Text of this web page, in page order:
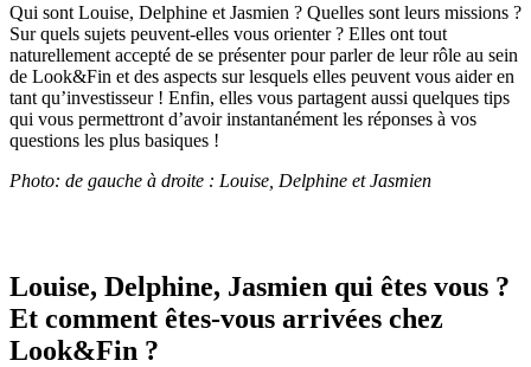
Qui sont Louise, Delphine et Jasmien ? Quelles sont leurs missions ?
Sur quels sujets peuvent-elles vous orienter ? Elles ont tout
naturellement accepté de se présenter pour parler de leur rôle au sein
de Look&Fin et des aspects sur lesquels elles peuvent vous aider en
tant qu’investisseur ! Enfin, elles vous partagent aussi quelques tips
qui vous permettront d’avoir instantanément les réponses à vos
questions les plus basiques !
Photo: de gauche à droite : Louise, Delphine et Jasmien
Louise, Delphine, Jasmien qui êtes vous ?
Et comment êtes-vous arrivées chez
Look&Fin ?